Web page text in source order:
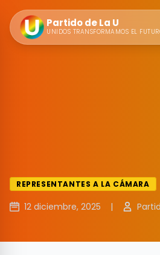
Partido de La U
UNIDOS TRANSFORMAMOS EL
REPRESENTANTES A LA CÁMARA
12 diciembre, 2025 |